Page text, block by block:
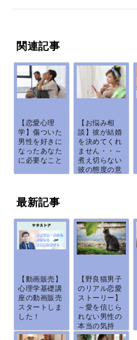
関連記事
【恋愛心理
学】傷ついた
男性を好きに
なったあなた
に必要なこと
【お悩み相
談】彼が結婚
を決めてくれ
ません・・～
煮え切らない
彼の態度の意
最新記事
【動画販売】
心理学基礎講
座の動画販売
スタートしま
した！
【野良猫男子
のリアル恋愛
ストーリー】
～愛を信じら
れない男性の
本当の気持
ち...